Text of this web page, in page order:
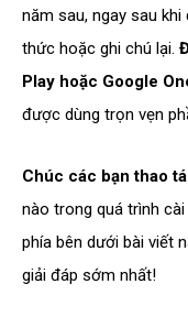
năm sau, ngay sau
thức hoặc ghi chú lại.
Play hoặc Google
được dùng trọn vẹn
Chúc các bạn thao
nào trong quá trình
phía bên dưới bài viết
giải đáp sớm nhất!